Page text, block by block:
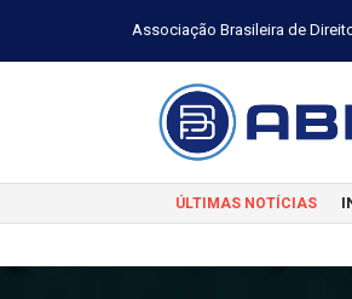
Associação Brasileira de
ÚLTIMAS NOTÍCIAS